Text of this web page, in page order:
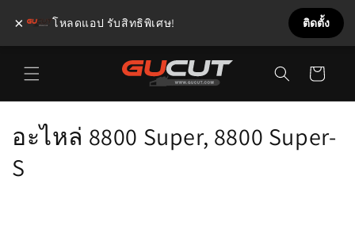
ข้ามไป
ยัง
เนื้อหา
สินค้า
ค
อ
อะไหล่ 8800 Super, 8800 Super-
S
× โหลดแอป รับสิทธิพิเศษ! ติดตั้ง